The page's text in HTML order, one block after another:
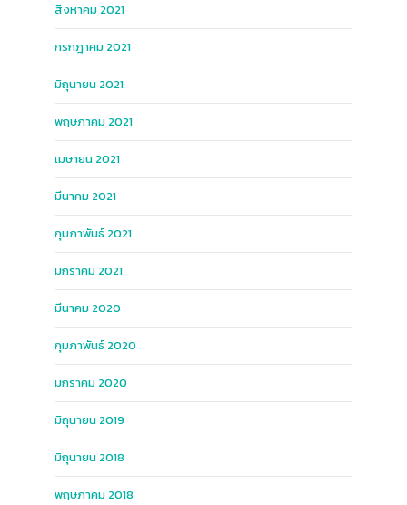
สิงหาคม 2021
กรกฎาคม 2021
มิถุนายน 2021
พฤษภาคม 2021
เมษายน 2021
มีนาคม 2021
กุมภาพันธ์ 2021
มกราคม 2021
มีนาคม 2020
กุมภาพันธ์ 2020
มกราคม 2020
มิถุนายน 2019
มิถุนายน 2018
พฤษภาคม 2018